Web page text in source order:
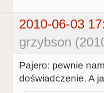
2010-06-03
grzybson
Pajero: pewnie
doświadczenie. A